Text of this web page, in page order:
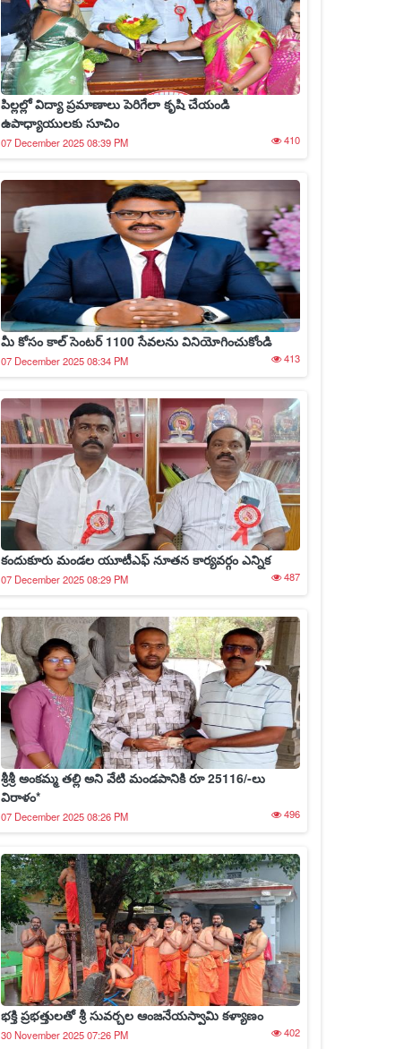
పిల్లల్లో విద్యా ప్రమాణాలు పెరిగేలా కృషి చేయండి
ఉపాధ్యాయులకు సూచిం
07 December 2025 08:39 PM 410
మీ కోసం కాల్ సెంటర్ 1100 సేవలను వినియోగించుకోండి
07 December 2025 08:34 PM 413
కందుకూరు మండల యూటీఎఫ్ నూతన కార్యవర్గం ఎన్నిక
07 December 2025 08:29 PM 487
శ్రీశ్రీ అంకమ్మ తల్లి అని వేటి మండపానికి రూ 25116/-లు
విరాళం*
07 December 2025 08:26 PM 496
భక్తి ప్రభత్తులతో శ్రీ సువర్చల ఆంజనేయస్వామి కళ్యాణం
30 November 2025 07:26 PM 402